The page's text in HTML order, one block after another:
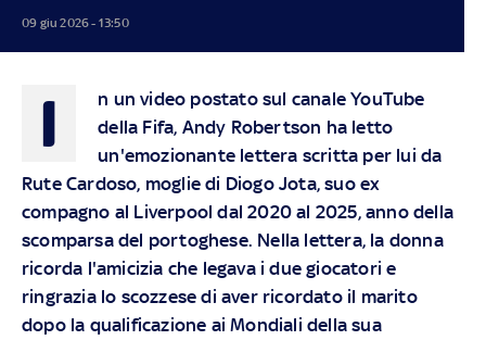
09 giu 2026 - 13:50
I
n un video postato sul canale YouTube
della Fifa, Andy Robertson ha letto
un'emozionante lettera scritta per lui da
Rute Cardoso, moglie di Diogo Jota, suo ex
compagno al Liverpool dal 2020 al 2025, anno della
scomparsa del portoghese. Nella lettera, la donna
ricorda l'amicizia che legava i due giocatori e
ringrazia lo scozzese di aver ricordato il marito
dopo la qualificazione ai Mondiali della sua